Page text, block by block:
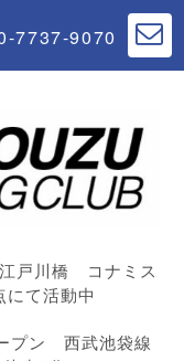
7737-9070
戸川橋 コナミス
て活動中
プン 西武池袋線